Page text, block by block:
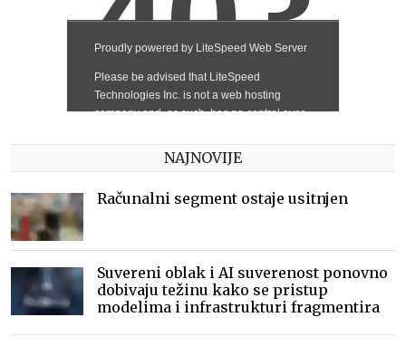
NAJNOVIJE
Računalni segment ostaje usitnjen
Suvereni oblak i AI suverenost ponovno
dobivaju težinu kako se pristup
modelima i infrastrukturi fragmentira